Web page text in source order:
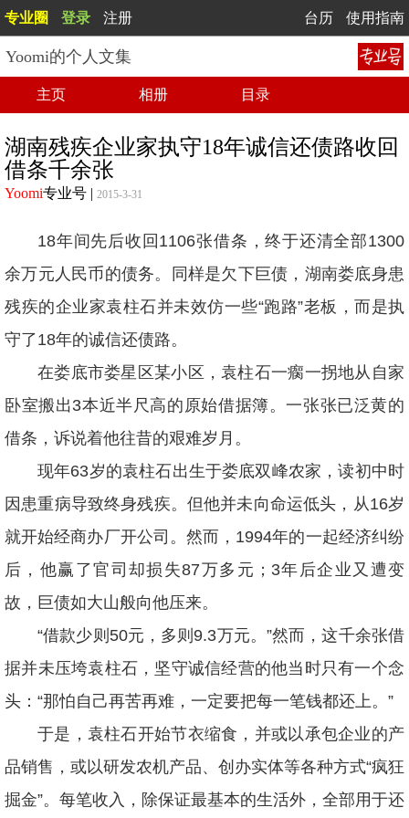
专业圈 登录 注册 台历 使用指南
Yoomi的个人文集
主页 相册 目录
湖南残疾企业家执守18年诚信还债路收回
借条千余张
Yoomi专业号 | 2015-3-31
18年间先后收回1106张借条，终于还清全部1300
余万元人民币的债务。同样是欠下巨债，湖南娄底身患
残疾的企业家袁柱石并未效仿一些“跑路”老板，而是执
守了18年的诚信还债路。
在娄底市娄星区某小区，袁柱石一瘸一拐地从自家
卧室搬出3本近半尺高的原始借据簿。一张张已泛黄的
借条，诉说着他往昔的艰难岁月。
现年63岁的袁柱石出生于娄底双峰农家，读初中时
因患重病导致终身残疾。但他并未向命运低头，从16岁
就开始经商办厂开公司。然而，1994年的一起经济纠纷
后，他赢了官司却损失87万多元；3年后企业又遭变
故，巨债如大山般向他压来。
“借款少则50元，多则9.3万元。”然而，这千余张借
据并未压垮袁柱石，坚守诚信经营的他当时只有一个念
头：“那怕自己再苦再难，一定要把每一笔钱都还上。”
于是，袁柱石开始节衣缩食，并或以承包企业的产
品销售，或以研发农机产品、创办实体等各种方式“疯狂
掘金”。每笔收入，除保证最基本的生活外，全部用于还